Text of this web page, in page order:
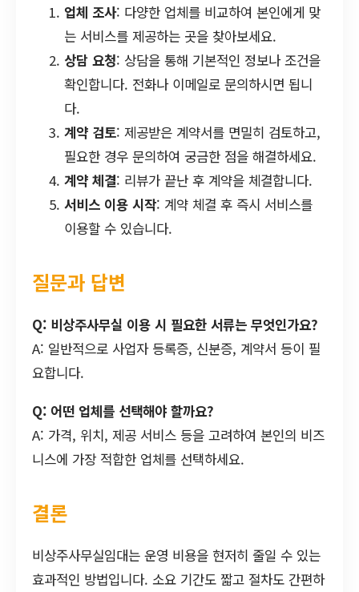
업체 조사: 다양한 업체를 비교하여 본인에게 맞
는 서비스를 제공하는 곳을 찾아보세요.
상담 요청: 상담을 통해 기본적인 정보나 조건을
확인합니다. 전화나 이메일로 문의하시면 됩니
다.
계약 검토: 제공받은 계약서를 면밀히 검토하고,
필요한 경우 문의하여 궁금한 점을 해결하세요.
계약 체결: 리뷰가 끝난 후 계약을 체결합니다.
서비스 이용 시작: 계약 체결 후 즉시 서비스를
이용할 수 있습니다.
질문과 답변
Q: 비상주사무실 이용 시 필요한 서류는 무엇인가요?
A: 일반적으로 사업자 등록증, 신분증, 계약서 등이 필
요합니다.
Q: 어떤 업체를 선택해야 할까요?
A: 가격, 위치, 제공 서비스 등을 고려하여 본인의 비즈
니스에 가장 적합한 업체를 선택하세요.
결론
비상주사무실임대는 운영 비용을 현저히 줄일 수 있는
효과적인 방법입니다. 소요 기간도 짧고 절차도 간편하